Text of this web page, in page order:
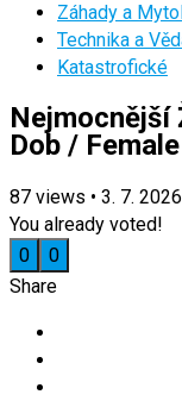
Záhady a
Technika a
Katastrofické
Nejmocnější
Dob /
87 views • 3. 7. 2026
You already voted!
0
0
Share